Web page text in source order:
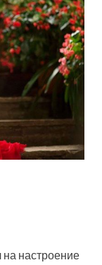
на настроение